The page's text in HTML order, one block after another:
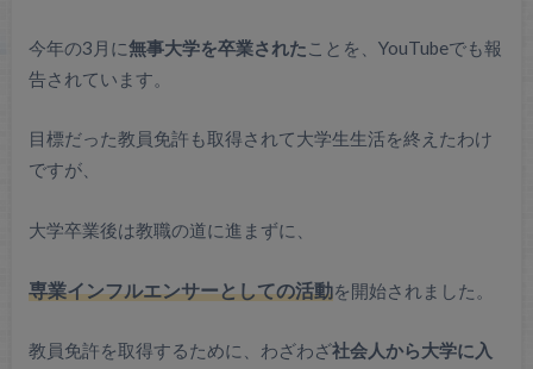
今年の3月に無事大学を卒業されたことを、YouTubeでも報
告されています。
目標だった教員免許も取得されて大学生生活を終えたわけ
ですが、
大学卒業後は教職の道に進まずに、
専業インフルエンサーとしての活動を開始されました。
教員免許を取得するために、わざわざ社会人から大学に入